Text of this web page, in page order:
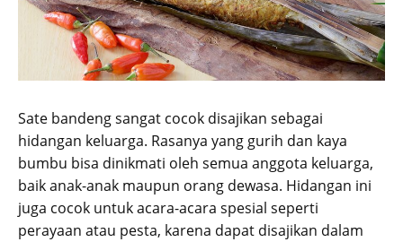
Sate bandeng sangat cocok disajikan sebagai
hidangan keluarga. Rasanya yang gurih dan kaya
bumbu bisa dinikmati oleh semua anggota keluarga,
baik anak-anak maupun orang dewasa. Hidangan ini
juga cocok untuk acara-acara spesial seperti
perayaan atau pesta, karena dapat disajikan dalam